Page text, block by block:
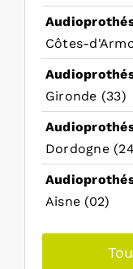
Côtes-
Gironde (33)
Dordogne
Aisne (02)